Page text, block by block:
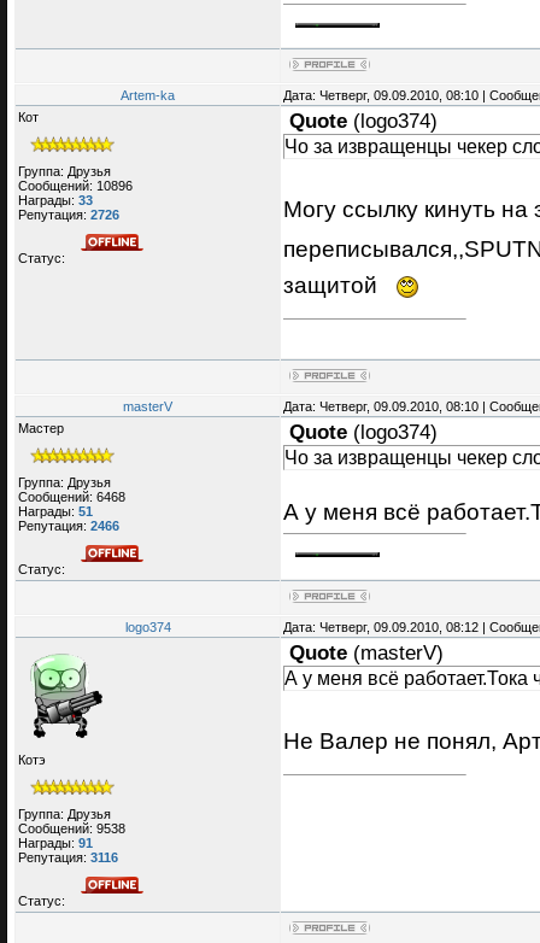
Artem-ka
Дата: Четверг, 09.09.2010, 08:10 |
Кот
Группа: Друзья
Сообщений: 10896
Награды: 33
Репутация: 2726
Статус:
Quote ( logo374)
Чо за извращенцы чекер
Могу ссылку кинуть на
защитой
masterV
Дата: Четверг, 09.09.2010, 08:10 |
Мастер
Группа: Друзья
Сообщений: 6468
Награды: 51
Репутация: 2466
Статус:
Quote ( logo374)
Чо за извращенцы чекер
А у меня всё
logo374 Дата: Четверг, 09.09.2010, 08:12 |
Котэ
Группа: Друзья
Сообщений: 9538
Награды: 91
Репутация: 3116
Статус:
Quote (masterV)
А у меня всё
Не Валер не понял,